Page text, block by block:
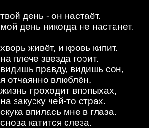
твой день - он настаёт.
мой день никогда не настанет.
хворь живёт, и кровь кипит.
на плече звезда горит.
видишь правду, видишь сон,
я отчаянно влюблён.
жизнь проходит впопыхах,
на закуску чей-то страх.
скука впилась мне в глаза.
снова катится слеза.